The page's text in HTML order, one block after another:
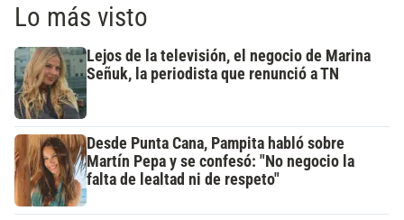
Lo más visto
Lejos de la televisión, el negocio de Marina
Señuk, la periodista que renunció a TN
Desde Punta Cana, Pampita habló sobre
Martín Pepa y se confesó: "No negocio la
falta de lealtad ni de respeto"